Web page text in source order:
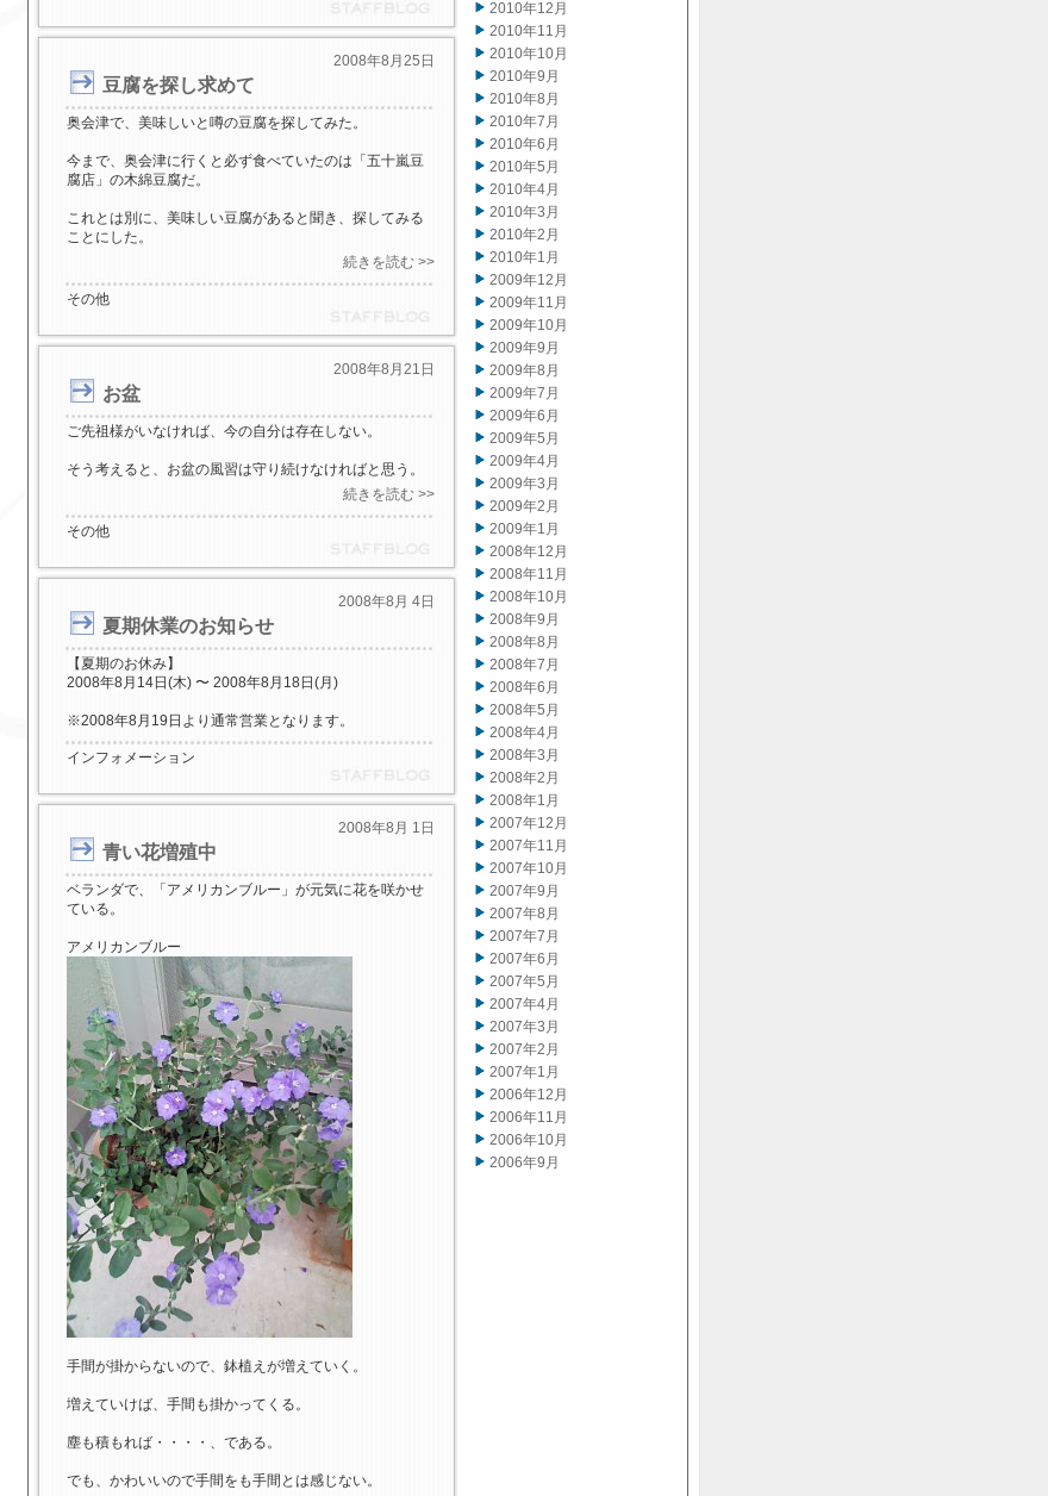
2008年8月25日
豆腐を探し求めて
奥会津で、美味しいと噂の豆腐を探してみた。
今まで、奥会津に行くと必ず食べていたのは「五十嵐豆
腐店」の木綿豆腐だ。
これとは別に、美味しい豆腐があると聞き、探してみる
ことにした。
続きを読む >>
その他
2008年8月21日
お盆
ご先祖様がいなければ、今の自分は存在しない。
そう考えると、お盆の風習は守り続けなければと思う。
続きを読む >>
その他
2008年8月 4日
夏期休業のお知らせ
【夏期のお休み】
2008年8月14日(木) 〜 2008年8月18日(月)
※2008年8月19日より通常営業となります。
インフォメーション
2008年8月 1日
青い花増殖中
ベランダで、「アメリカンブルー」が元気に花を咲かせ
ている。
アメリカンブルー
手間が掛からないので、鉢植えが増えていく。
増えていけば、手間も掛かってくる。
塵も積もれば・・・・、である。
でも、かわいいので手間をも手間とは感じない。
2010年12月
2010年11月
2010年10月
2010年9月
2010年8月
2010年7月
2010年6月
2010年5月
2010年4月
2010年3月
2010年2月
2010年1月
2009年12月
2009年11月
2009年10月
2009年9月
2009年8月
2009年7月
2009年6月
2009年5月
2009年4月
2009年3月
2009年2月
2009年1月
2008年12月
2008年11月
2008年10月
2008年9月
2008年8月
2008年7月
2008年6月
2008年5月
2008年4月
2008年3月
2008年2月
2008年1月
2007年12月
2007年11月
2007年10月
2007年9月
2007年8月
2007年7月
2007年6月
2007年5月
2007年4月
2007年3月
2007年2月
2007年1月
2006年12月
2006年11月
2006年10月
2006年9月